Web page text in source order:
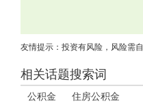
友情提示：投资有风险，风险需
相关话题搜索词
公积金 住房公积金